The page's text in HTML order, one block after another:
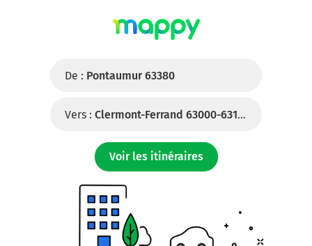
De : Pontaumur 63380
Vers : Clermont-Ferrand 63000-63100
Voir les itinéraires